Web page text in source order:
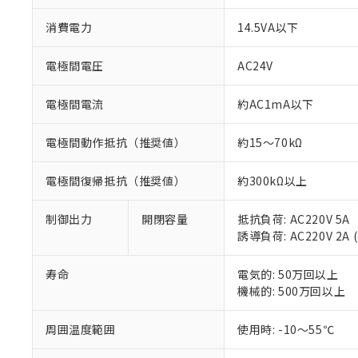
消費電力 14.5VA以下
電極間電圧 AC24V
電極間電流 約AC1mA以下
電極間動作抵抗（推奨値） 約15～70kΩ
電極間復帰抵抗（推奨値） 約300kΩ以上
制御出力 開閉容量
抵抗負荷: AC220V 5A
誘導負荷: AC220V 2A
寿命
電気的: 50万回以上
機械的: 500万回以上
周囲温度範囲 使用時: -10～55℃
ご利用条件
本サービス
くものです。
当社制御機
在庫状況お
のであり、
い。
当社販売員
オムロン制
在庫状況お
す。
マイパーツ
ている必要
お客様が当
対応予定なし：
調査・確認中：
があります。
*EU RoHS指令（10物質
フタル酸ビス(2-エチル
フタル酸エステル類の
※2 対応予定月
部品在庫の切り替
※3 非含有証明
※1 中国
「○」：最大均質
「×」：最大均質
Pb(鉛) :1000ppm、
Cr(Ⅵ)(六価クロム) :
DBP(フタル酸ジブチル
DEHP(フタル酸ビス(2-
※2 環境保護使
「ｅ」：有害物質
「10」：通常の使
味します。
「－」：未確認で
当社は、こ
う）を輸出
などの必要な
当社は規制
ます。
当社は、貴
また当社は
たしません。
号
○
△ 一定数に
機器販売
白